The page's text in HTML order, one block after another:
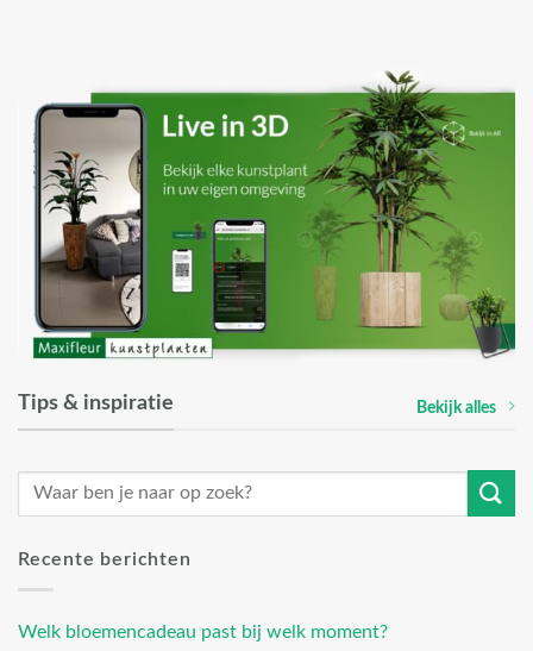
Tips & inspiratie Bekijk alles
Recente berichten
Welk bloemencadeau past bij welk moment?